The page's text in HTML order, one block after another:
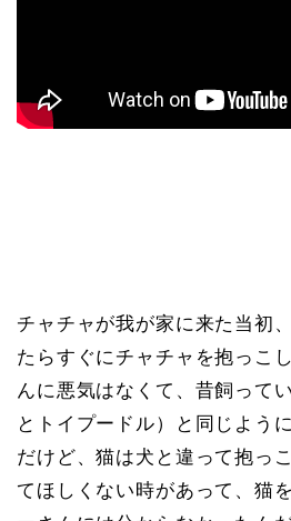
チャチャが我が家に来た当初
たらすぐにチャチャを抱っこ
んに悪気はなくて、昔飼って
とトイプードル）と同じよう
だけど、猫は犬と違って抱っ
てほしくない時があって、猫